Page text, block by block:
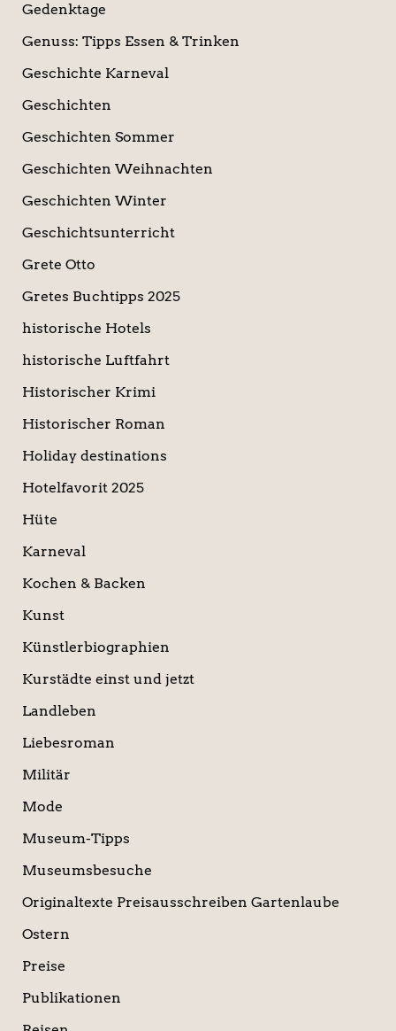
Gedenktage
Genuss: Tipps Essen & Trinken
Geschichte Karneval
Geschichten
Geschichten Sommer
Geschichten Weihnachten
Geschichten Winter
Geschichtsunterricht
Grete Otto
Gretes Buchtipps 2025
historische Hotels
historische Luftfahrt
Historischer Krimi
Historischer Roman
Holiday destinations
Hotelfavorit 2025
Hüte
Karneval
Kochen & Backen
Kunst
Künstlerbiographien
Kurstädte einst und jetzt
Landleben
Liebesroman
Militär
Mode
Museum-Tipps
Museumsbesuche
Originaltexte Preisausschreiben Gartenlaube
Ostern
Preise
Publikationen